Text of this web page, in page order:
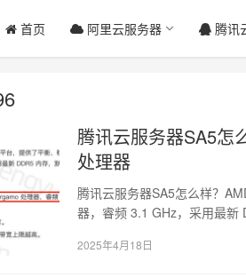
首页 阿里云服务器 腾讯
腾讯云服务器SA5怎
处理器
腾讯云服务器SA5怎么样？
器，睿频 3.1 GHz，采用最
2025年4月18日